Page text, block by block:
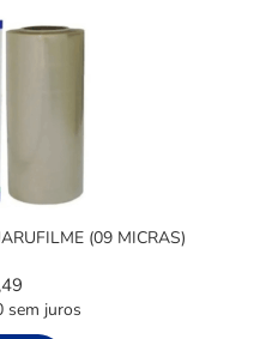
(09 MICRAS)
sem juros